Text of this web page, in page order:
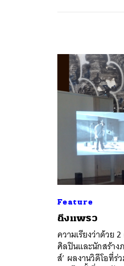
Feature
ถึงแพรว
ความเรียงว่าด้วย
ศิลปินและนักสร้าง
ส์’ ผลงานวิดีโอที่